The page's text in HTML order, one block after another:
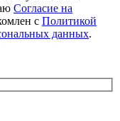
Согласие на
с Политикой
данных.